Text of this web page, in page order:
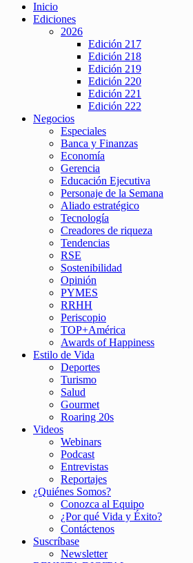
Inicio
Ediciones
2026
Edición 217
Edición 218
Edición 219
Edición 220
Edición 221
Edición 222
Negocios
Especiales
Banca y Finanzas
Economía
Gerencia
Educación Ejecutiva
Personaje de la Semana
Aliado estratégico
Tecnología
Creadores de riqueza
Tendencias
RSE
Sostenibilidad
Opinión
PYMES
RRHH
Periscopio
TOP+América
Awards of Happiness
Estilo de Vida
Deportes
Turismo
Salud
Gourmet
Roaring 20s
Videos
Webinars
Podcast
Entrevistas
Reportajes
¿Quiénes Somos?
Conozca al Equipo
¿Por qué Vida y Éxito?
Contáctenos
Suscríbase
Newsletter